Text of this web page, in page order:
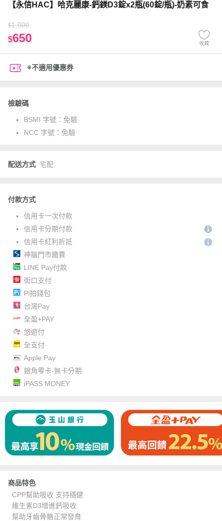
【永信HAC】哈克麗康-鈣鎂D3錠x2瓶(60錠/瓶)-奶素可食
$1,000
$650 收藏
※不適用優惠券
檢驗碼
BSMI 字號： 免驗
NCC 字號： 免驗
配送方式 宅配
付款方式
信用卡一次付款
信用卡分期付款
信用卡紅利折抵
神腦門市繳費
LINE Pay付款
街口支付
Pi拍錢包
台灣Pay
全盈+PAY
悠遊付
全支付
Apple Pay
銀角零卡-無卡分期
iPASS MONEY
商品特色
CPP幫助吸收 支持穩健
維生素D3增進鈣吸收
幫助牙齒骨骼正常發育